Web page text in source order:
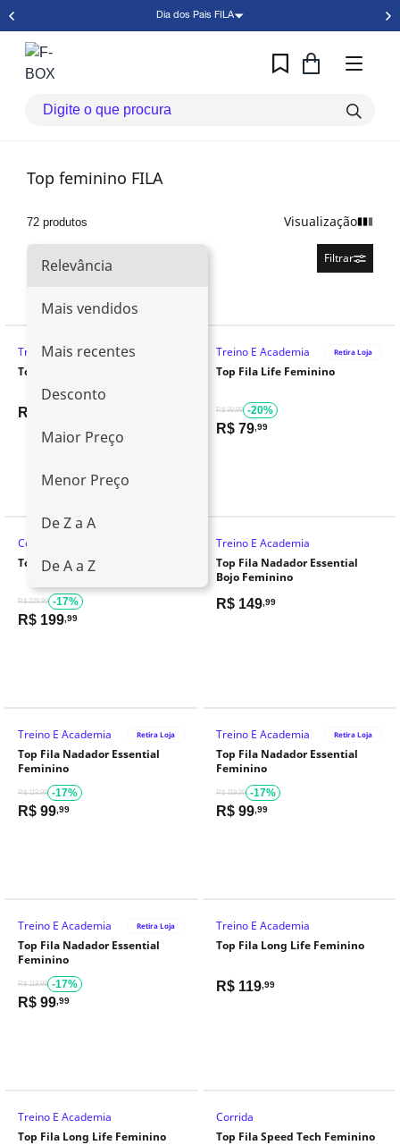
Dia dos Pais FILA
Top feminino FILA
72 produtos Visualização
Relevância
Relevância
Maior Preço
Menor Preço
Mais vendidos
De Z a A
De A a Z
Mais recentes
Desconto
Filtrar
Treino E Academia
Top Fila Touch Gym Feminino
R$
Treino E Academia Retira Loja
Top Fila Life Feminino
R$ 99,99 -20%
R$ 79,99
Corrida
Top Fila Racer Feminino
R$ 239,99 -17%
R$ 199 ,99
Treino E Academia
Top Fila Nadador Essential
Bojo Feminino
R$ 149,99
Treino E Academia Retira Loja
Top Fila Nadador Essential
Feminino
R$ 119,99 -17%
R$ 99 ,99
Treino E Academia Retira Loja
Top Fila Nadador Essential
Feminino
R$ 119,99 -17%
R$ 99,99
Treino E Academia Retira Loja
Top Fila Nadador Essential
Feminino
R$ 119,99 -17%
R$ 99 ,99
Treino E Academia
Top Fila Long Life Feminino
R$ 119,99
Treino E Academia
Top Fila Long Life Feminino
Corrida
Top Fila Speed Tech Feminino